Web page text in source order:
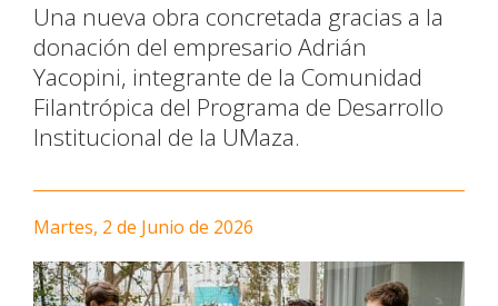
Una nueva obra concretada gracias a la
donación del empresario Adrián
Yacopini, integrante de la Comunidad
Filantrópica del Programa de Desarrollo
Institucional de la UMaza.
Martes, 2 de Junio de 2026